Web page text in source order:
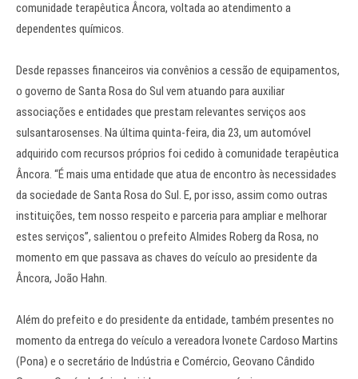
comunidade terapêutica Âncora, voltada ao atendimento a
dependentes químicos.
Desde repasses financeiros via convênios a cessão de equipamentos,
o governo de Santa Rosa do Sul vem atuando para auxiliar
associações e entidades que prestam relevantes serviços aos
sulsantarosenses. Na última quinta-feira, dia 23, um automóvel
adquirido com recursos próprios foi cedido à comunidade terapêutica
Âncora. “É mais uma entidade que atua de encontro às necessidades
da sociedade de Santa Rosa do Sul. E, por isso, assim como outras
instituições, tem nosso respeito e parceria para ampliar e melhorar
estes serviços”, salientou o prefeito Almides Roberg da Rosa, no
momento em que passava as chaves do veículo ao presidente da
Âncora, João Hahn.
Além do prefeito e do presidente da entidade, também presentes no
momento da entrega do veículo a vereadora Ivonete Cardoso Martins
(Pona) e o secretário de Indústria e Comércio, Geovano Cândido